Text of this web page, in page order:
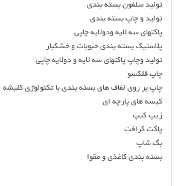
تولید سلفون بسته بندی
تولید و‌ چاپ بسته بندی
پاکتهای سه لایه و‌دولایه چاپی
پلاستیک بسته بندی حبوبات و‌ خشکبار
تولید و‌چاپ پاکتهای سه لایه و دولایه چاپی
چاپ فلکسو
چاپ بر روی لفاف های بسته بندی با تکنولوژی کلیشه
کیسه های پارچه ای
زیپ کیپ
پاکت کرافت
بگ شاپ
بسته بندی کاغذی و مقوا